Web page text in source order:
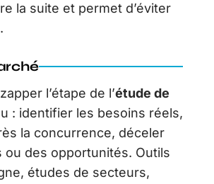
la suite et permet d’éviter
l’étape de l’étude de
: identifier les besoins réels,
la concurrence, déceler
ou des opportunités. Outils
études de secteurs,